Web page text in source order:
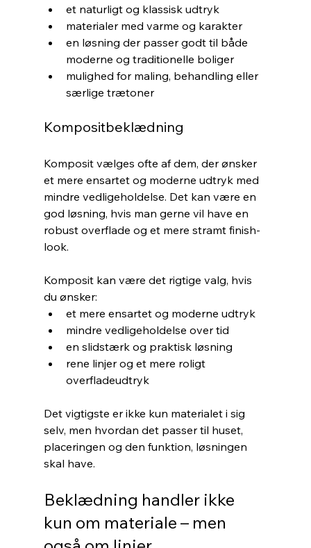
et naturligt og klassisk udtryk
materialer med varme og karakter
en løsning der passer godt til både
moderne og traditionelle boliger
mulighed for maling, behandling eller
særlige trætoner
Kompositbeklædning
Komposit vælges ofte af dem, der ønsker
et mere ensartet og moderne udtryk med
mindre vedligeholdelse. Det kan være en
god løsning, hvis man gerne vil have en
robust overflade og et mere stramt finish-
look.
Komposit kan være det rigtige valg, hvis
du ønsker:
et mere ensartet og moderne udtryk
mindre vedligeholdelse over tid
en slidstærk og praktisk løsning
rene linjer og et mere roligt
overfladeudtryk
Det vigtigste er ikke kun materialet i sig
selv, men hvordan det passer til huset,
placeringen og den funktion, løsningen
skal have.
Beklædning handler ikke
kun om materiale – men